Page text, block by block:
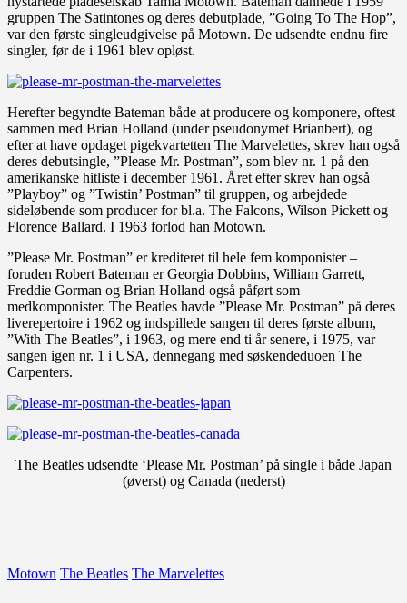
gruppen The Satintones og deres debutplade, ”Going To The Hop”,
var den første singleudgivelse på Motown. De udsendte endnu fire
singler, før de i 1961 blev opløst.
Herefter begyndte Bateman både at producere og komponere, oftest
sammen med Brian Holland (under pseudonymet Brianbert), og
efter at have opdaget pigekvartetten The Marvelettes, skrev han også
deres debutsingle, ”Please Mr. Postman”, som blev nr. 1 på den
amerikanske hitliste i december 1961. Året efter skrev han også
”Playboy” og ”Twistin’ Postman” til gruppen, og arbejdede
sideløbende som producer for bl.a. The Falcons, Wilson Pickett og
Florence Ballard. I 1963 forlod han Motown.
”Please Mr. Postman” er krediteret til hele fem komponister –
foruden Robert Bateman er Georgia Dobbins, William Garrett,
Freddie Gorman og Brian Holland også påført som
medkomponister. The Beatles havde ”Please Mr. Postman” på deres
liverepertoire i 1962 og indspillede sangen til deres første album,
”With The Beatles”, i 1963, og mere end ti år senere, i 1975, var
sangen igen nr. 1 i USA, dennegang med søskendeduoen The
Carpenters.
The Beatles udsendte ‘Please Mr. Postman’ på single i både Japan
(øverst) og Canada (nederst)
Motown The Beatles The Marvelettes